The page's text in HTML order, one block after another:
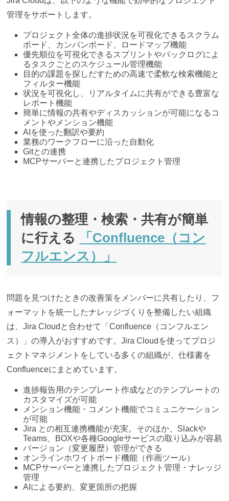
管理をサポートします。
プロジェクト全体の進捗状況を可視化できるスクラム
ボード、カンバンボード、ロードマップ機能
優先順位を可視化できるスプリントやバックログによ
るタスクごとのスケジュール管理機能
目的の課題を探しだすための高速で柔軟な検索機能と
フィルター機能
状況を可視化し、リアルタイムに共有ができる豊富な
レポート機能
簡単に情報の共有やディスカッションが可能になるコ
メントやメンション機能
AIを使った翻訳や要約
業務のワークフローに沿った自動化
Gitとの連携
MCPサーバーと連携したプロジェクト管理
情報の整理・検索・共有が簡単
に行える
「Confluence（コン
フルエンス）」
問題を見つけたときの改善策をメンバーに共有したり、フ
ォーマットを統一したナレッジづくりを整備したい組織
は、Jira Cloudと合わせて「Confluence（コンフルエン
ス）」の導入がおすすめです。Jira Cloudを使ってプロジ
ェクトマネジメントをしている多くの組織が、仕様書を
Confluenceにまとめています。
進捗報告用のテンプレート作成などのテンプレートの
カスタマイズが可能
メンション機能・コメント機能でコミュニケーション
が可能
Jira との相互連携機能が充実。そのほか、Slackや
Teams、BOXや各種Googleサービスの取り込みが容易
バージョン（変更履歴）管理ができる
オンラインホワイトボード機能（作画ツール）
MCPサーバーと連携したプロジェクト管理・ナレッジ
管理
AIによる要約、変更箇所の把握